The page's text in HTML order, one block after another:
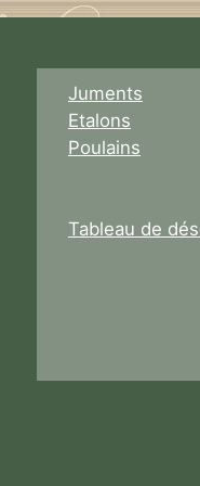
Juments
Etalons
Poulains
Tableau de